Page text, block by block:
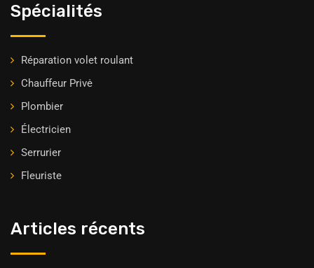
Spécialités
Réparation volet roulant
Chauffeur Privė
Plombier
Électricien
Serrurier
Fleuriste
Articles récents